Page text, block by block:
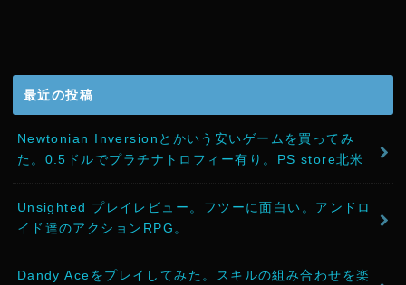
最近の投稿
Newtonian Inversionとかいう安いゲームを買ってみ
た。0.5ドルでプラチナトロフィー有り。PS store北米
Unsighted プレイレビュー。フツーに面白い。アンドロ
イド達のアクションRPG。
Dandy Aceをプレイしてみた。スキルの組み合わせを楽